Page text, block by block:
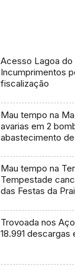
Acesso Lagoa do
Incumprimentos
fiscalização
Mau tempo na
avarias em 2
abastecimento
Mau tempo na
Tempestade
das Festas da
Trovoada nos
18.991 descargas